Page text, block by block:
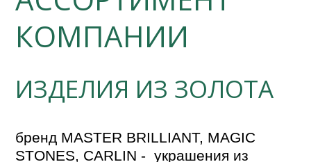
КОМПАНИИ
ИЗДЕЛИЯ ИЗ ЗОЛОТА
бренд MASTER BRILLIANT, MAGIC
STONES, CARLIN -  украшения из